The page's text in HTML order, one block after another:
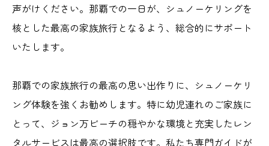
声がけください。那覇での一日が、シュノーケリングを
核とした最高の家族旅行となるよう、総合的にサポート
いたします。
那覇での家族旅行の最高の思い出作りに、シュノーケリ
ング体験を強くお勧めします。特に幼児連れのご家族に
とって、ジョン万ビーチの穏やかな環境と充実したレン
タルサービスは最高の選択肢です。私たち専門ガイドが